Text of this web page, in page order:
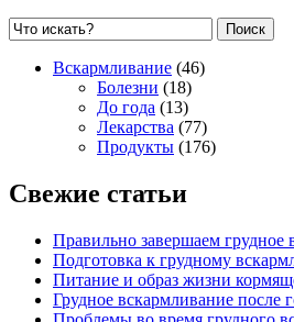
Поиск
Вскармливание (46)
Болезни (18)
До года (13)
Лекарства (77)
Продукты (176)
Свежие статьи
Правильно завершаем грудное
Подготовка к грудному
Питание и образ жизни
Грудное вскармливание после